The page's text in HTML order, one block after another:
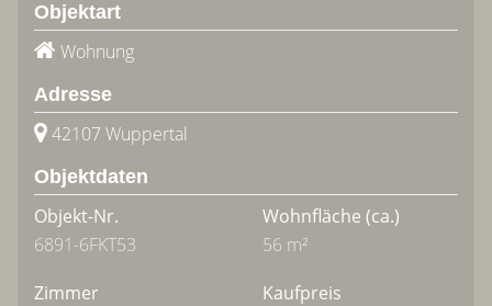
Objektart
Wohnung
Adresse
42107 Wuppertal
Objektdaten
Objekt-Nr.
6891-6FKT53
Wohnfläche (ca.)
56 m²
Zimmer
Kaufpreis